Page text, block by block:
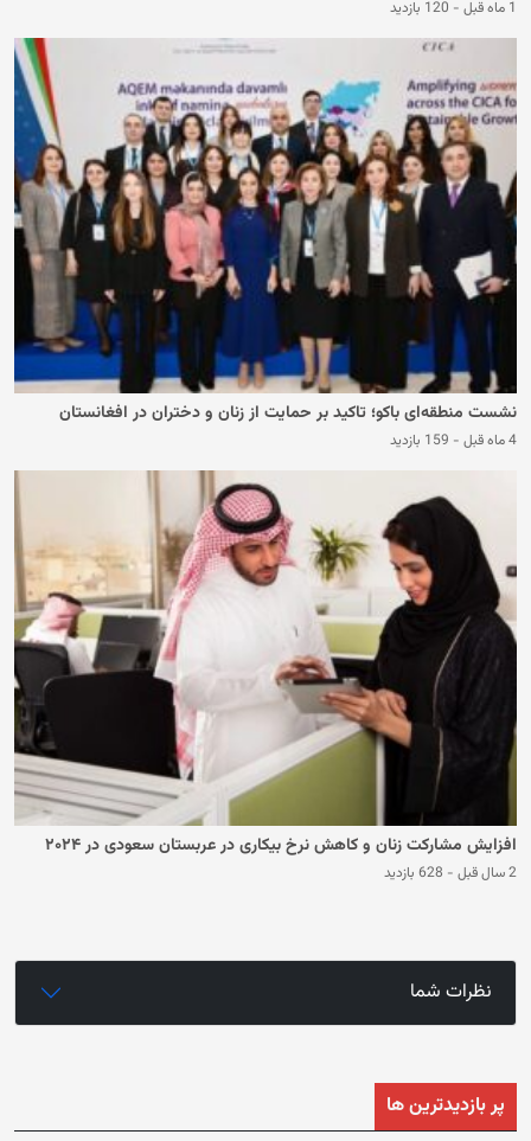
1 ماه قبل - 120 بازدید
نشست منطقه‌ای باکو؛ تاکید بر حمایت از زنان و دختران در افغانستان
4 ماه قبل - 159 بازدید
افزایش مشارکت زنان و کاهش نرخ بیکاری در عربستان سعودی در ۲۰۲۴
2 سال قبل - 628 بازدید
نظرات شما
پر بازدیدترین ها